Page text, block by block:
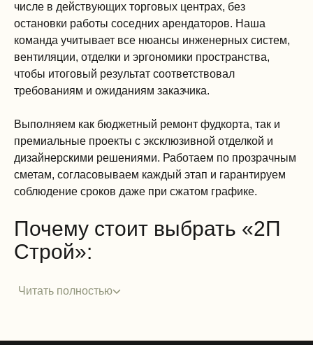
числе в действующих торговых центрах, без
остановки работы соседних арендаторов. Наша
команда учитывает все нюансы инженерных систем,
вентиляции, отделки и эргономики пространства,
чтобы итоговый результат соответствовал
требованиям и ожиданиям заказчика.
Выполняем как бюджетный ремонт фудкорта, так и
премиальные проекты с эксклюзивной отделкой и
дизайнерскими решениями. Работаем по прозрачным
сметам, согласовываем каждый этап и гарантируем
соблюдение сроков даже при сжатом графике.
Почему стоит выбрать «2П
Строй»:
Читать полностью